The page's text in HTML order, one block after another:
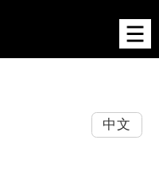
中文